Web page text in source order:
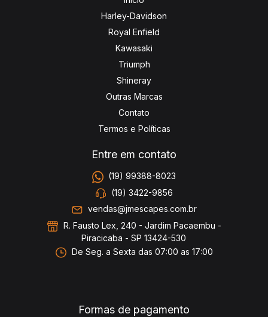
Harley-Davidson
Royal Enfield
Kawasaki
Triumph
Shineray
Outras Marcas
Contato
Termos e Políticas
Entre em contato
(19) 99388-8023
(19) 3422-9856
vendas@jmescapes.com.br
R. Fausto Lex, 240 - Jardim Pacaembu -
Piracicaba - SP 13424-530
De Seg. a Sexta das 07:00 as 17:00
Formas de pagamento